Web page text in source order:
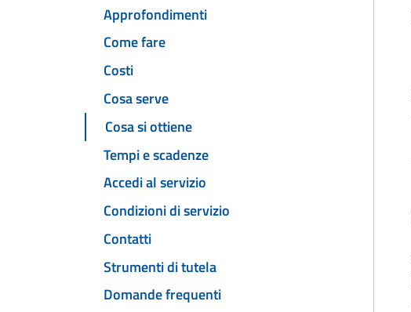
Approfondimenti
Come fare
Costi
Cosa serve
Cosa si ottiene
Tempi e scadenze
Accedi al servizio
Condizioni di servizio
Contatti
Strumenti di tutela
Domande frequenti